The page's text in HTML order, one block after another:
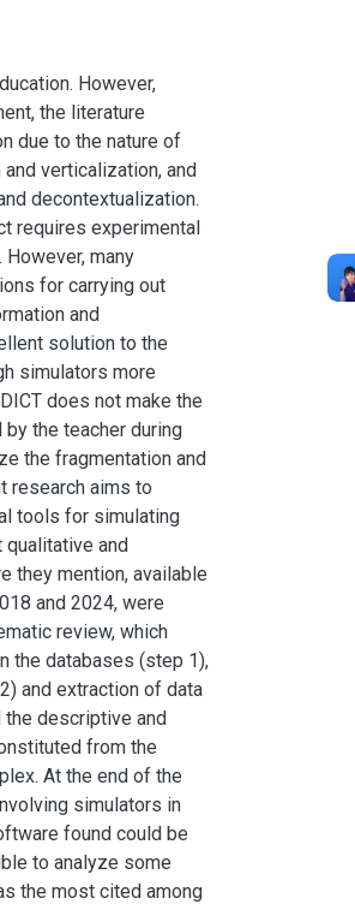
However,
the literature
due to the nature of
verticalization, and
decontextualization.
requires experimental
many
for carrying out
and
solution to the
simulators more
does not make the
the teacher during
the fragmentation and
research aims to
tools for simulating
and
they mention, available
and 2024, were
review, which
the databases (step 1),
and extraction of data
descriptive and
from the
At the end of the
simulators in
found could be
to analyze some
the most cited among